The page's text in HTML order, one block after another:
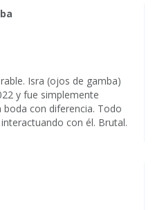
Isra (ojos de gamba)
y fue simplemente
con diferencia. Todo
con él. Brutal.